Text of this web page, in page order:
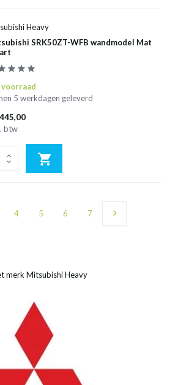
Heavy
SRK50ZT-WFB wandmodel Mat
voorraad
5 werkdagen geleverd
btw
4 5 6 7
merk Mitsubishi Heavy